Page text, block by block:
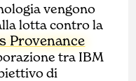
vengono
lotta contro la
Provenance
tra IBM
di